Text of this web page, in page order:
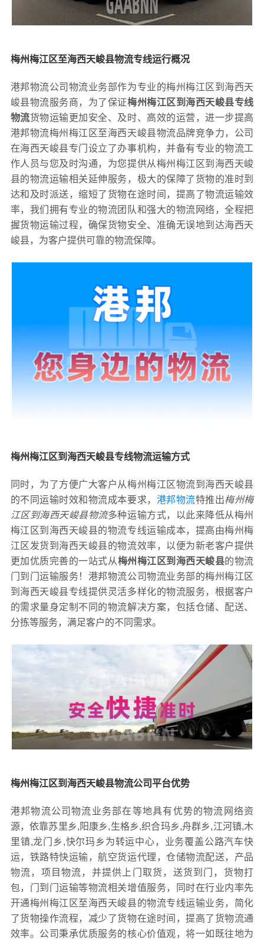
梅州梅江区至海西天峻县物流专线运行概况
港邦物流公司物流业务部作为专业的梅州梅江区到海西天
峻县物流服务商，为了保证梅州梅江区到海西天峻县专线
物流货物运输更加安全、及时、高效的运营，进一步提高
港邦物流梅州梅江区至海西天峻县物流品牌竞争力，公司
在海西天峻县专门设立了办事机构，并备有专业的物流工
作人员与您及时沟通，为您提供从梅州梅江区到海西天峻
县的物流运输相关延伸服务，极大的保障了货物的准时到
达和及时派送，缩短了货物在途时间，提高了物流运输效
率，我们拥有专业的物流团队和强大的物流网络，全程把
握货物运输过程，确保货物安全、准确无误地到达海西天
峻县，为客户提供可靠的物流保障。
梅州梅江区到海西天峻县专线物流运输方式
同时，为了方便广大客户从梅州梅江区物流到海西天峻县
的不同运输时效和物流成本要求， 港邦物流特推出梅州梅
江区到海西天峻县物流多种运输方式，以此来降低从梅州
梅江区到海西天峻县的物流专线运输成本，提高由梅州梅
江区发货到海西天峻县的物流效率，以便为新老客户提供
更加优质完善的一站式从梅州梅江区到海西天峻县的物流
门到门运输服务！港邦物流公司物流业务部的梅州梅江区
到海西天峻县专线提供灵活多样化的物流服务，根据客户
的需求量身定制不同的物流解决方案，包括仓储、配送、
分拣等服务，满足客户的不同需求。
梅州梅江区到海西天峻县物流公司平台优势
港邦物流公司物流业务部在等地具有优势的物流网络资
源，依靠苏里乡,阳康乡,生格乡,织合玛乡,舟群乡,江河镇,木
里镇,龙门乡,快尔玛乡为转运中心，业务覆盖公路汽车快
运，铁路特快运输，航空货运代理，仓储物流配送，产品
物流，项目物流，并提供上门取货，送货到门，货物打
包，门到门运输等物流相关增值服务，同时在行业内率先
开通梅州梅江区至海西天峻县的物流专线运输业务，简化
了货物操作流程，减少了货物在途时间，提高了货物流通
效率。公司秉承优质服务的核心价值观，将一如既往地为